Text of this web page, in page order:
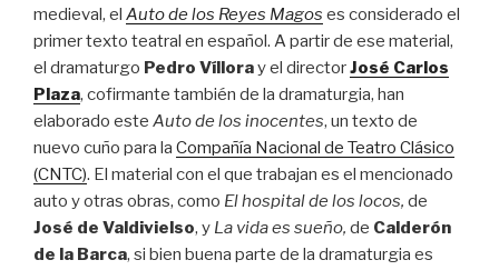
medieval, el Auto de los Reyes Magos es considerado el
primer texto teatral en español. A partir de ese material,
el dramaturgo Pedro Vílloray el directorJosé Carlos
Plaza, cofirmante también de la dramaturgia, han
elaborado este Auto de los inocentes, un texto de
nuevo cuño para la Compañía Nacional de Teatro Clásico
(CNTC). El material con el que trabajan es el mencionado
auto y otras obras, como El hospital de los locos, de
José de Valdivielso, y La vida es sueño, de Calderón
de la Barca, si bien buena parte de la dramaturgia es